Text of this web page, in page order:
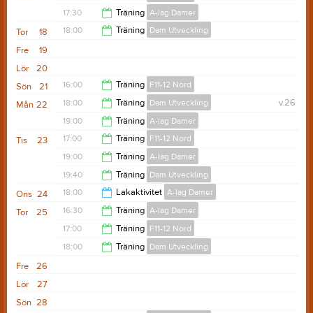
20:50
18:15
17:30 Träning A-lag Damer
18
Tor 18:00 Träning Dam Utveckling
19
Fre
20
Lör
21
Sön 16:00 Träning F11-12 Nord
18:00
22
Mån v.26
18:00 Träning Dam Utveckling
19:10
19:00 Träning A-lag Damer
20:00
23
Tis 17:00 Träning F11-12 Nord
18:00
19:00 Träning A-lag Damer
20:00
19:40 Träning Dam Utveckling
20:50
24
Ons 18:00 Lakaktivitet A-lag Damer
20:00
25
Tor 16:30 Träning A-lag Damer
19:30
17:00 Träning F11-12 Nord
18:00 Träning Dam Utveckling
26
Fre
27
Lör
28
Sön